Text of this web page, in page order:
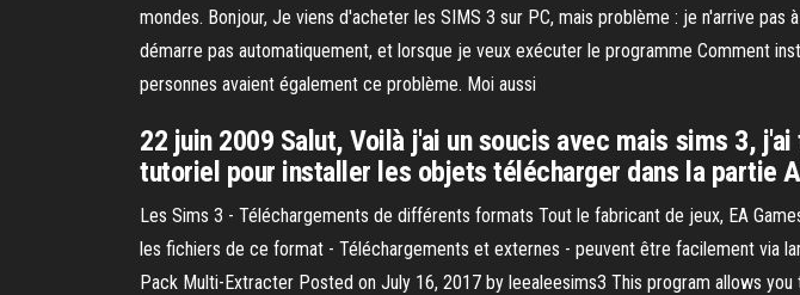
mondes. Bonjour, Je viens d'acheter les SIMS 3 sur PC, mais problème : je n'arrive
démarre pas automatiquement, et lorsque je veux exécuter le programme Comment
personnes avaient également ce problème. Moi aussi
22 juin 2009 Salut, Voilà j'ai un soucis avec mais sims 3,
tutoriel pour installer les objets télécharger dans la partie
Les Sims 3 - Téléchargements de différents formats Tout le fabricant de jeux, EA
les fichiers de ce format - Téléchargements et externes - peuvent être facilement via
Pack Multi-Extracter Posted on July 16, 2017 by leealeesims3 This program allows